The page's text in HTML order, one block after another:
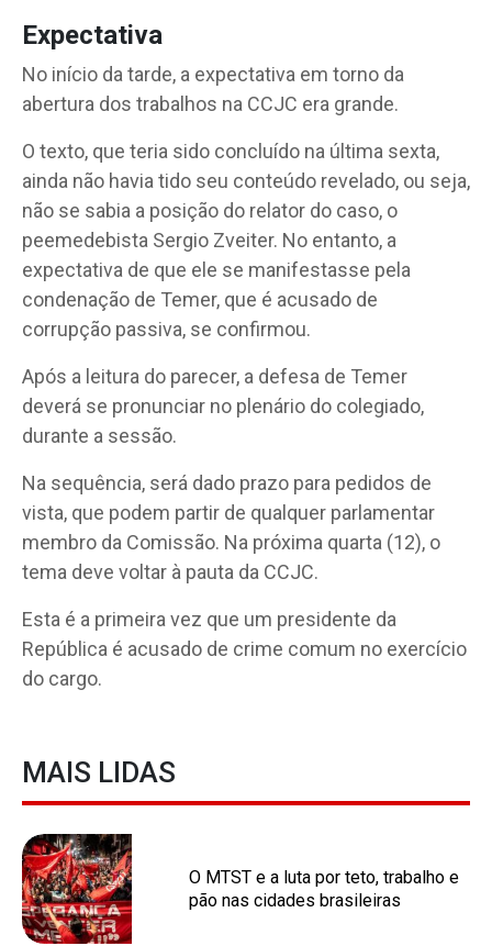
Expectativa
No início da tarde, a expectativa em torno da
abertura dos trabalhos na CCJC era grande.
O texto, que teria sido concluído na última sexta,
ainda não havia tido seu conteúdo revelado, ou seja,
não se sabia a posição do relator do caso, o
peemedebista Sergio Zveiter. No entanto, a
expectativa de que ele se manifestasse pela
condenação de Temer, que é acusado de
corrupção passiva, se confirmou.
Após a leitura do parecer, a defesa de Temer
deverá se pronunciar no plenário do colegiado,
durante a sessão.
Na sequência, será dado prazo para pedidos de
vista, que podem partir de qualquer parlamentar
membro da Comissão. Na próxima quarta (12), o
tema deve voltar à pauta da CCJC.
Esta é a primeira vez que um presidente da
República é acusado de crime comum no exercício
do cargo.
MAIS LIDAS
O MTST e a luta por teto, trabalho e
pão nas cidades brasileiras